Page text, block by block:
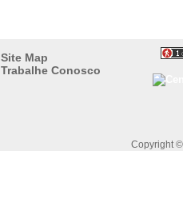
Copyright
Site Map
Trabalhe Conosco